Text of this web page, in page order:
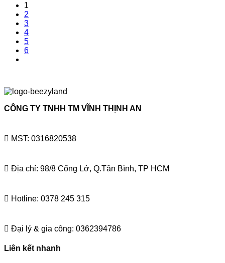
1
2
3
4
5
6
CÔNG TY TNHH TM VĨNH THỊNH AN
MST: 0316820538
Địa chỉ: 98/8 Cống Lở, Q.Tân Bình, TP HCM
Hotline: 0378 245 315
Đại lý & gia công: 0362394786
Liên kết nhanh